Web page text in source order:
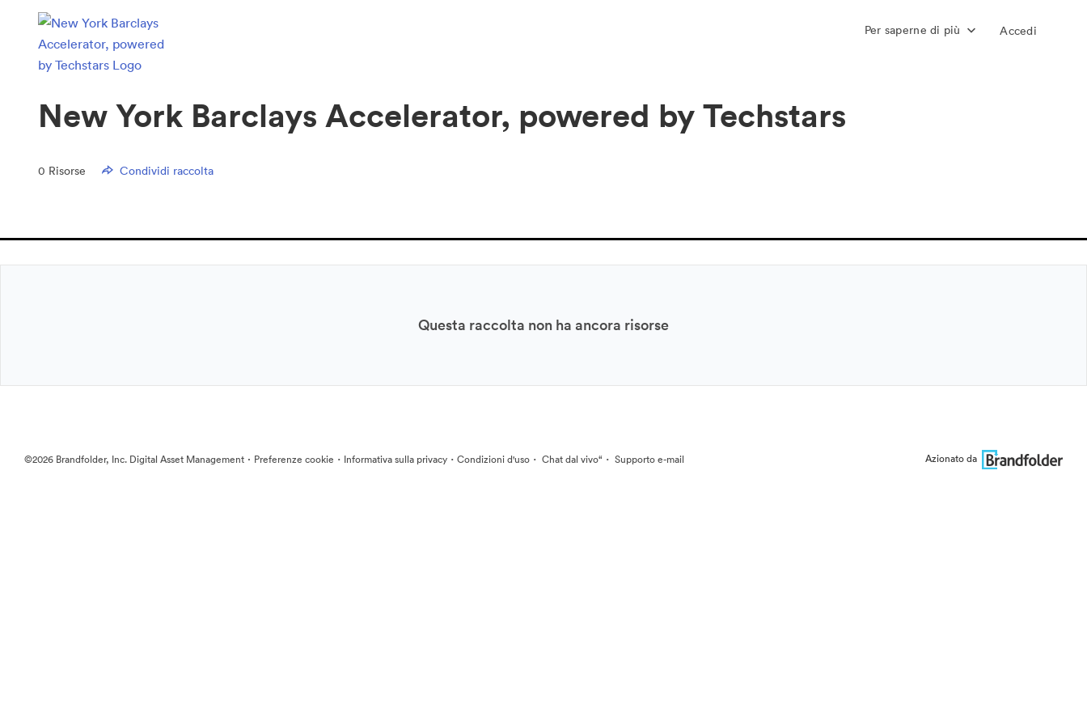
Per saperne di più Accedi
New York Barclays Accelerator, powered by Techstars
0 Risorse Condividi raccolta
Questa raccolta non ha ancora risorse
©2026 Brandfolder, Inc. Digital Asset Management · Preferenze cookie · Informativa sulla privacy · Condizioni d'uso · Chat dal vivo“ · Supporto e-mail Azionato da